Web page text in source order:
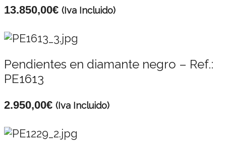
13.850,00€ (Iva Incluido)
Pendientes en diamante negro – Ref.:
PE1613
2.950,00€ (Iva Incluido)